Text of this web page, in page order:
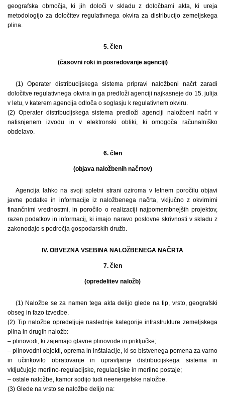
geografska območja, ki jih določi v skladu z določbami akta, ki ureja
metodologijo za določitev regulativnega okvira za distribucijo zemeljskega
plina.
5. člen
(časovni roki in posredovanje agenciji)
(1) Operater distribucijskega sistema pripravi naložbeni načrt zaradi
določitve regulativnega okvira in ga predloži agenciji najkasneje do 15. julija
v letu, v katerem agencija odloča o soglasju k regulativnem okviru.
(2) Operater distribucijskega sistema predloži agenciji naložbeni načrt v
natisnjenem izvodu in v elektronski obliki, ki omogoča računalniško
obdelavo.
6. člen
(objava naložbenih načrtov)
Agencija lahko na svoji spletni strani oziroma v letnem poročilu objavi
javne podatke in informacije iz naložbenega načrta, vključno z okvirnimi
finančnimi vrednostmi, in poročilo o realizaciji najpomembnejših projektov,
razen podatkov in informacij, ki imajo naravo poslovne skrivnosti v skladu z
zakonodajo s področja gospodarskih družb.
IV. OBVEZNA VSEBINA NALOŽBENEGA NAČRTA
7. člen
(opredelitev naložb)
(1) Naložbe se za namen tega akta delijo glede na tip, vrsto, geografski
obseg in fazo izvedbe.
(2) Tip naložbe opredeljuje naslednje kategorije infrastrukture zemeljskega
plina in drugih naložb:
– plinovodi, ki zajemajo glavne plinovode in priključke;
– plinovodni objekti, oprema in inštalacije, ki so bistvenega pomena za varno
in učinkovito obratovanje in upravljanje distribucijskega sistema in
vključujejo merilno-regulacijske, regulacijske in merilne postaje;
– ostale naložbe, kamor sodijo tudi neenergetske naložbe.
(3) Glede na vrsto se naložbe delijo na: